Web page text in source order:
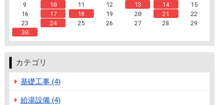
9
10 11 12 13 14
15
16
17 18 19 20 21
22
23
24 25 26 27 28
29
30
カテゴリ
基礎工事 (4)
給湯設備 (4)